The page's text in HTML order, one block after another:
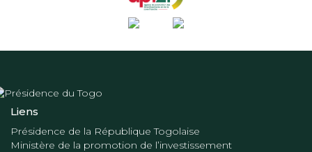
Liens
Présidence de la République Togolaise
Ministère de la promotion de l’investissement